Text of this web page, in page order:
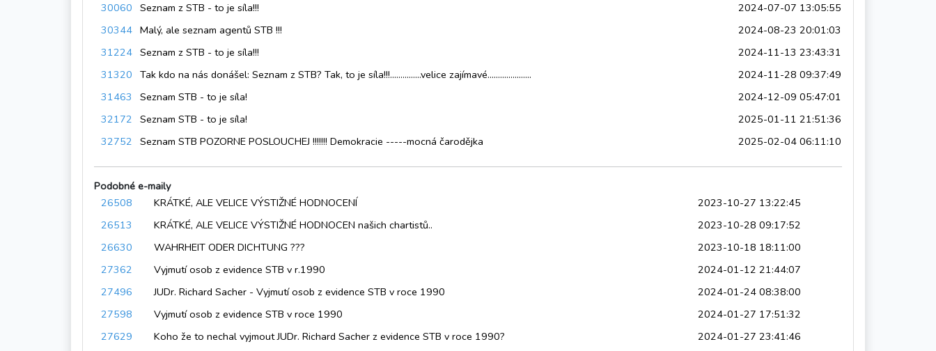
30060 Seznam z STB - to je síla!!!
2024-07-07 13:05:55
30344 Malý, ale seznam agentů STB !!!
2024-08-23 20:01:03
31224 Seznam z STB - to je síla!!!
2024-11-13 23:43:31
31320 Tak kdo na nás donášel: Seznam z STB? Tak, to je síla!!!...............velice zajímavé.....................
2024-11-28 09:37:49
31463
Seznam STB - to je síla!
2024-12-09 05:47:01
32172 Seznam STB - to je síla!
2025-01-11 21:51:36
32752 Seznam STB POZORNE POSLOUCHEJ !!!!!!! Demokracie -----mocná čarodějka 2025-02-04 06:11:10
Podobné e-maily
26508
KRÁTKÉ, ALE VELICE VÝSTIŽNÉ HODNOCENÍ
2023-10-27 13:22:45
26513
KRÁTKÉ, ALE VELICE VÝSTIŽNÉ HODNOCEN našich chartistů..
2023-10-28 09:17:52
26630
WAHRHEIT ODER DICHTUNG ???
2023-10-18 18:11:00
27362
Vyjmutí osob z evidence STB v r.1990
2024-01-12 21:44:07
27496
JUDr. Richard Sacher - Vyjmutí osob z evidence STB v roce 1990
2024-01-24 08:38:00
27598
Vyjmutí osob z evidence STB v roce 1990
2024-01-27 17:51:32
27629
Koho že to nechal vyjmout JUDr. Richard Sacher z evidence STB v roce 1990?
2024-01-27 23:41:46